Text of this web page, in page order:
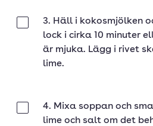
3. Häll i kokosmjölken
lock i cirka 10 minuter
är mjuka. Lägg i rivet
lime.
4. Mixa soppan och
lime och salt om det